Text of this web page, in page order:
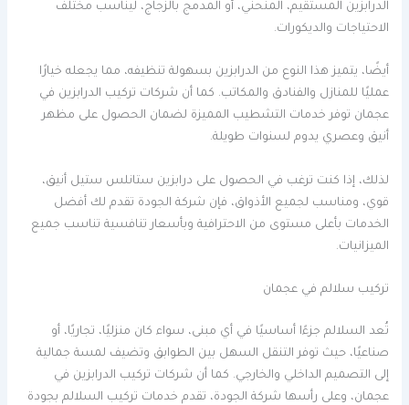
الدرابزين المستقيم، المنحني، أو المدمج بالزجاج، ليناسب مختلف
الاحتياجات والديكورات.
أيضًا، يتميز هذا النوع من الدرابزين بسهولة تنظيفه، مما يجعله خيارًا
عمليًا للمنازل والفنادق والمكاتب. كما أن شركات تركيب الدرابزين في
عجمان توفر خدمات التشطيب المميزة لضمان الحصول على مظهر
أنيق وعصري يدوم لسنوات طويلة.
لذلك، إذا كنت ترغب في الحصول على درابزين ستانلس ستيل أنيق،
قوي، ومناسب لجميع الأذواق، فإن شركة الجودة تقدم لك أفضل
الخدمات بأعلى مستوى من الاحترافية وبأسعار تنافسية تناسب جميع
الميزانيات.
تركيب سلالم في عجمان
تُعد السلالم جزءًا أساسيًا في أي مبنى، سواء كان منزليًا، تجاريًا، أو
صناعيًا، حيث توفر التنقل السهل بين الطوابق وتضيف لمسة جمالية
إلى التصميم الداخلي والخارجي. كما أن شركات تركيب الدرابزين في
عجمان، وعلى رأسها شركة الجودة، تقدم خدمات تركيب السلالم بجودة